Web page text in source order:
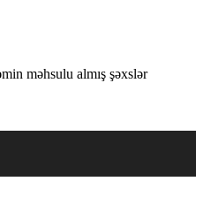
məhsulu almış şəxslər